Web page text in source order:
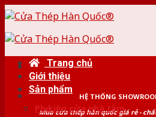
Skip
content
HỆ THỐNG
Mua cửa thép hàn quốc giá rẻ -
Trang chủ
Giới thiệu
Sản phẩm
Phụ kiện cửa nhà tắm